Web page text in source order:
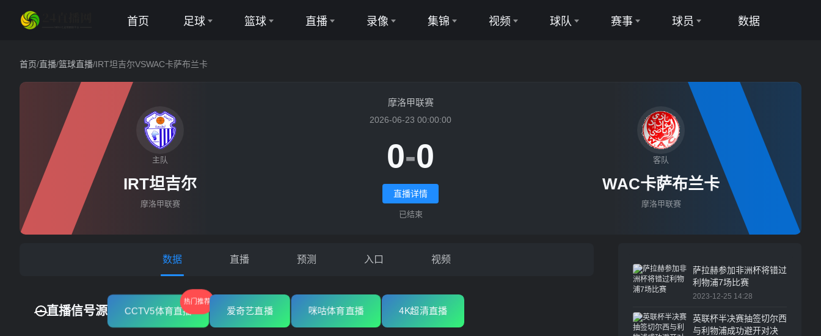
首页 足球 篮球 直播 录像 集锦 视频 球队 赛事 球员
篮球球员
数据
首页/直播/篮球直播/IRT坦吉尔VSWAC卡萨布兰卡
主队IRT坦吉尔VSWAC卡萨布兰卡直播
IRT坦吉尔
摩洛甲联赛
摩洛甲联赛
2026-06-23 00:00:00
0-0
直播详情
已结束
客队
WAC卡萨布兰卡
摩洛甲联赛
数据 直播 预测 入口 视频
直播信号源 CCTV5体育直播
热门推荐
爱奇艺直播 咪咕体育直播 4K超清直播
萨拉赫参加非洲杯将错过
利物浦7场比赛
2023-12-25 14:28
英联杯半决赛抽签切尔西
与利物浦成功避开对决